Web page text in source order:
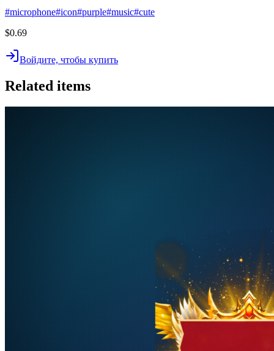
#microphone#icon#purple#music#cute
$0.69
Войдите, чтобы купить
Related items